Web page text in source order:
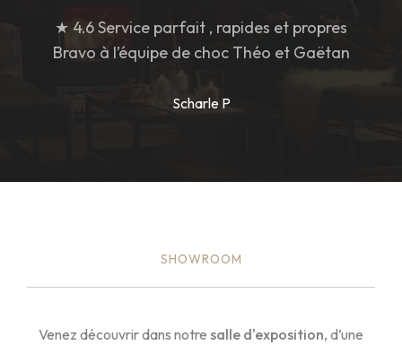
★ 4.6 Service parfait , rapides et propres
Bravo à l’équipe de choc Théo et Gaëtan
Scharle P
SHOWROOM
Venez découvrir dans notre salle d'exposition, d’une